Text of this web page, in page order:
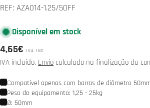
REF: AZA014-1.25/50FF
Disponível em stock
Preço
normal
4,65€ IVA INC.
IVA incluído. Envio calculado na finalização da
Compatível apenas com barras de diâmetro
Peso do equipamento: 1,25 - 25kg
Ø: 50mm